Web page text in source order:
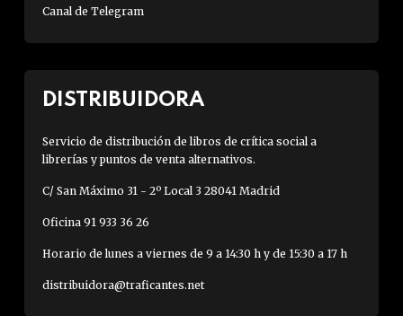
Canal de Telegram
DISTRIBUIDORA
Servicio de distribución de libros de crítica social a
librerías y puntos de venta alternativos.
C/ San Máximo 31 - 2º Local 3 28041 Madrid
Oficina 91 933 36 26
Horario de lunes a viernes de 9 a 14:30 h y de 15:30 a 17 h
distribuidora@traficantes.net